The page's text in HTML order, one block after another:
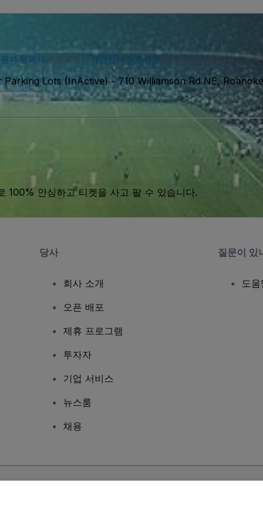
자 동의서 에 동의하고 개인정보 보호정책 을 이해하는 것입니다. 귀
Lots (InActive) -710 Williamson Rd NE,
100% 안심하고 티켓을 사고 팔 수 있습니다.
당사
회사 소개
오픈 배포
제휴 프로그램
투자자
기업 서비스
뉴스룸
채용
질문이 있
도